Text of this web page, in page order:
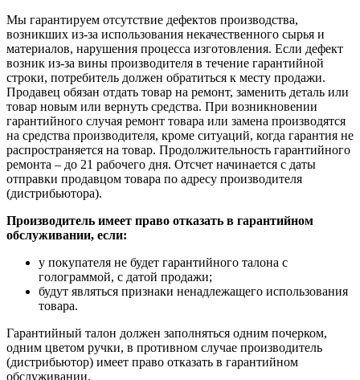
Мы гарантируем отсутствие дефектов производства,
возникших из-за использования некачественного сырья и
материалов, нарушения процесса изготовления. Если дефект
возник из-за вины производителя в течение гарантийной
строки, потребитель должен обратиться к месту продажи.
Продавец обязан отдать товар на ремонт, заменить деталь или
товар новым или вернуть средства. При возникновении
гарантийного случая ремонт товара или замена производятся
на средства производителя, кроме ситуаций, когда гарантия не
распространяется на товар. Продолжительность гарантийного
ремонта – до 21 рабочего дня. Отсчет начинается с даты
отправки продавцом товара по адресу производителя
(дистрибьютора).
Производитель имеет право отказать в гарантийном
обслуживании, если:
у покупателя не будет гарантийного талона с
голограммой, с датой продажи;
будут являться признаки ненадлежащего использования
товара.
Гарантийный талон должен заполняться одним почерком,
одним цветом ручки, в противном случае производитель
(дистрибьютор) имеет право отказать в гарантийном
обслуживании.